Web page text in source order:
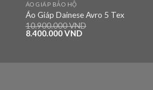
ÁO GIÁP BẢO HỘ
Áo Giáp Dainese Avro 5 Tex
10.900.000VND
8.400.000VND